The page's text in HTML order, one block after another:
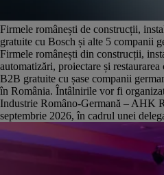
Firmele românești de construcții,
gratuite cu Bosch și alte 5 companii
Firmele românești din construcții,
automatizări, proiectare și
B2B gratuite cu șase companii
în România. Întâlnirile vor fi
Industrie Româno-Germană – AHK
septembrie 2026, în cadrul unei